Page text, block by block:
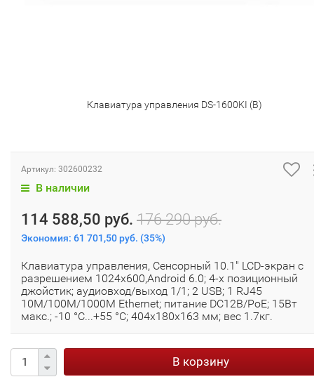
Клавиатура управления DS-1600KI (B)
Артикул: 302600232
В наличии
114 588,50 руб. 176 290 руб.
Экономия: 61 701,50 руб. (35%)
Клавиатура управления, Сенсорный 10.1" LCD-экран с
разрешением 1024х600,Android 6.0; 4-х позиционный
джойстик; аудиовход/выход 1/1; 2 USB; 1 RJ45
10M/100M/1000М Ethernet; питание DC12В/PoE; 15Вт
макс.; -10 °C...+55 °C; 404х180х163 мм; вес 1.7кг.
В корзину